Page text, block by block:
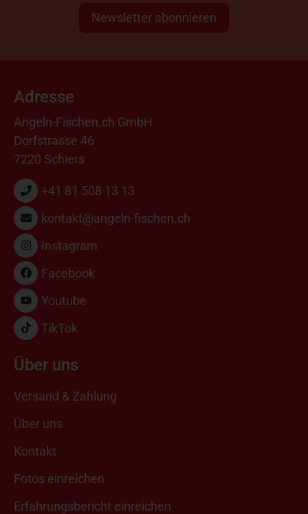
Newsletter abonnieren
Adresse
Angeln-Fischen.ch GmbH
Dorfstrasse 46
7220 Schiers
+41 81 508 13 13
kontakt@angeln-fischen.ch
Instagram
Facebook
Youtube
TikTok
Über uns
Versand & Zahlung
Über uns
Kontakt
Fotos einreichen
Erfahrungsbericht einreichen